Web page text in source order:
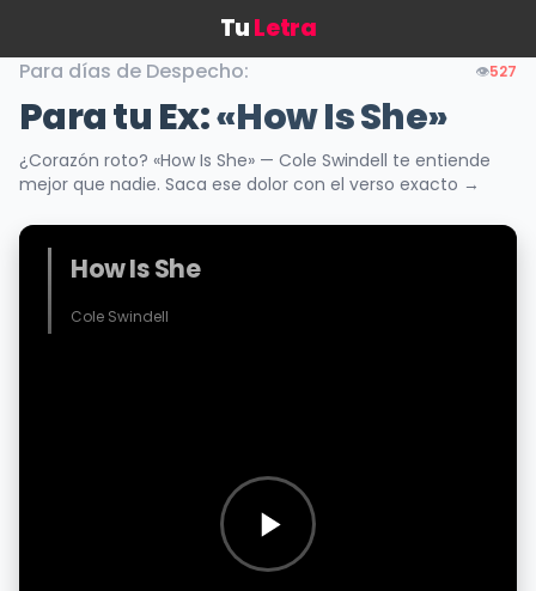
TuLetra
Para días de Despecho: 👁️527
Para tu Ex:«How Is She»
¿Corazón roto? «How Is She» — Cole Swindell te entiende
mejor que nadie. Saca ese dolor con el verso exacto →
How Is She
Cole Swindell